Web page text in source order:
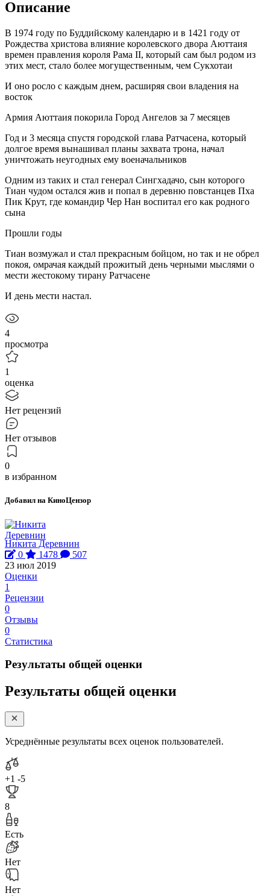
Описание
В 1974 году по Буддийскому календарю и в 1421 году от
Рождества христова влияние королевского двора Аюттаия
времен правления короля Рама II, который сам был родом из
этих мест, стало более могущественным, чем Сукхотаи
И оно росло с каждым днем, расширяя свои владения на
восток
Армия Аюттаия покорила Город Ангелов за 7 месяцев
Год и 3 месяца спустя городской глава Ратчасена, который
долгое время вынашивал планы захвата трона, начал
уничтожать неугодных ему военачальников
Одним из таких и стал генерал Сингхадачо, сын которого
Тиан чудом остался жив и попал в деревню повстанцев Пха
Пик Крут, где командир Чер Нан воспитал его как родного
сына
Прошли годы
Тиан возмужал и стал прекрасным бойцом, но так и не обрел
покоя, омрачая каждый прожитый день черными мыслями о
мести жестокому тирану Ратчасене
И день мести настал.
4
просмотра
1
оценка
Нет рецензий
Нет отзывов
0
в избранном
Добавил на КиноЦензор
Никита Деревнин
0
1478
507
23 июл 2019
Оценки
1
Рецензии
0
Отзывы
0
Статистика
Результаты общей оценки
Результаты общей оценки
Усреднённые результаты всех оценок пользователей.
+1 -5
8
Есть
Нет
Нет